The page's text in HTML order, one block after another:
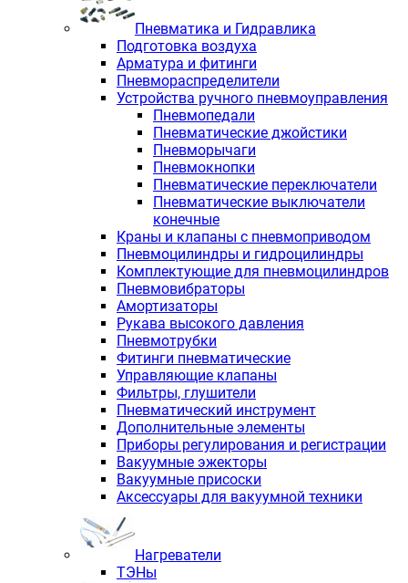
Пневматика и Гидравлика
Подготовка воздуха
Арматура и фитинги
Пневмораспределители
Устройства ручного пневмоуправления
Пневмопедали
Пневматические джойстики
Пневморычаги
Пневмокнопки
Пневматические переключатели
Пневматические выключатели
конечные
Краны и клапаны с пневмоприводом
Пневмоцилиндры и гидроцилиндры
Комплектующие для пневмоцилиндров
Пневмовибраторы
Амортизаторы
Рукава высокого давления
Пневмотрубки
Фитинги пневматические
Управляющие клапаны
Фильтры, глушители
Пневматический инструмент
Дополнительные элементы
Приборы регулирования и регистрации
Вакуумные эжекторы
Вакуумные присоски
Аксессуары для вакуумной техники
Нагреватели
ТЭНы